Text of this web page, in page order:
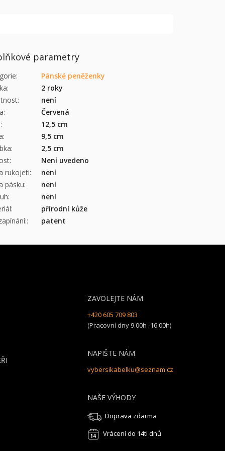
parametry
:
Pánské peněženky
:
2 roky
:
není
:
Červená
:
12,5 cm
:
9,5 cm
:
2,5 cm
:
Není uvedeno
rukojeti:
není
pásku:
není
:
není
:
přírodní kůže
: patent
ZAVOLEJTE NÁM
+420 605 709 803
(Pracovní dny 9.00h -16.00h)
NAPIŠTE NÁM
vybersikabelku@seznam.cz
NAŠE VÝHODY
Doprava zdarma
Vrácení do 14ti dnů